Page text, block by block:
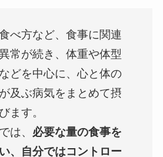
べ方など、食事に関連
常が続き、体重や体型
どを中心に、心と体の
及ぶ病気をまとめて摂
ます。
は、 必要な量の食事を
、自分ではコントロー